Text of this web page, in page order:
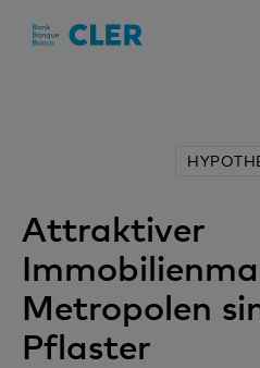
Attraktiver
Metropolen
Pflaster